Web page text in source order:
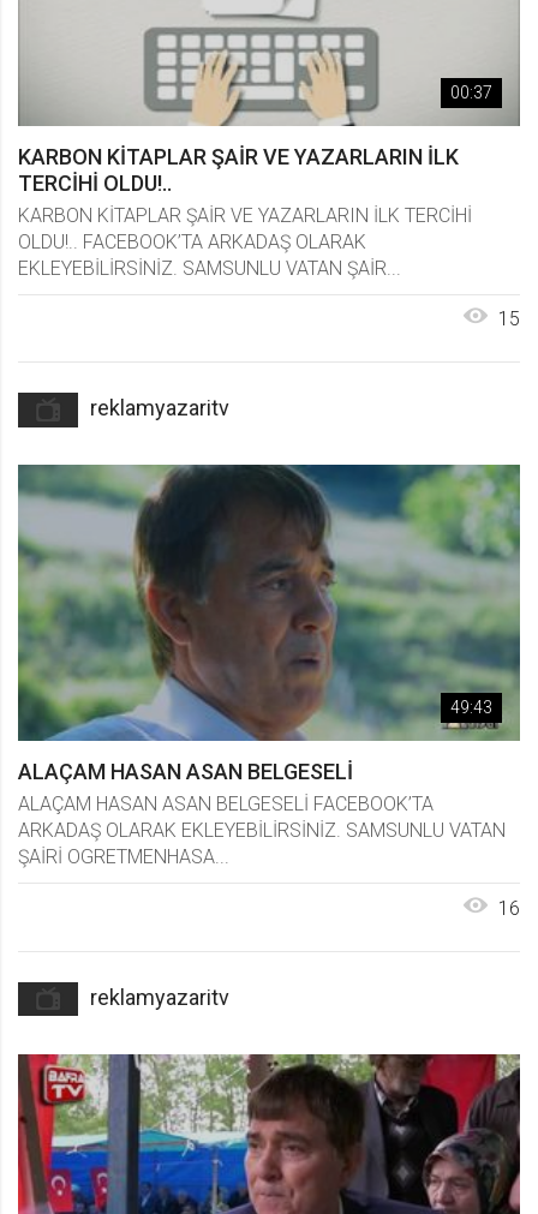
Reklamlar
REKLAMYAZARİTV RATEM KORSANA
HAYIR! REKLAMI
Reklamlar
REKLAMYAZARİTV KORSANLA
MÜCADELE REKLAMI
REKLAMYAZARİTV RATEM AKLIMA BİR
FİKİR GELDİ YARIŞMASI
Reklamlar
REKLAMYAZARİTV FAMİLİA KÂĞIT
HAVLU REKLAMI
Reklamlar
REKLAMYAZARİTV FAMILIA TUVALET
KAĞIDI REKLAMI
Reklamlar
REKLAMYAZARİTV MOLPEDİNİZ VAR
MI? REKLAMI
Reklamlar
REKLAMYAZARİTV MOLPEDİNİZ VAR
MI? REKLAMI
Reklamlar
REKLAMYAZARİTV BU REKLAM YAZARI
ÖDÜL ALMALI
Reklamlar
REKLAMYAZARİTV KOMİK AMATÖR
REKLAM
Reklamlar
00:37
KARBON KİTAPLAR ŞAİR VE YAZARLARIN İLK
TERCİHİ OLDU!..
KARBON KİTAPLAR ŞAİR VE YAZARLARIN İLK TERCİHİ
OLDU!.. FACEBOOK’TA ARKADAŞ OLARAK
EKLEYEBİLİRSİNİZ. SAMSUNLU VATAN ŞAİR...
15
reklamyazaritv
49:43
ALAÇAM HASAN ASAN BELGESELİ
ALAÇAM HASAN ASAN BELGESELİ FACEBOOK’TA
ARKADAŞ OLARAK EKLEYEBİLİRSİNİZ. SAMSUNLU VATAN
ŞAİRİ OGRETMENHASA...
16
reklamyazaritv